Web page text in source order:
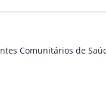
Comunitários de